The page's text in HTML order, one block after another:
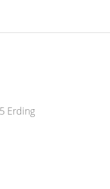
Erding